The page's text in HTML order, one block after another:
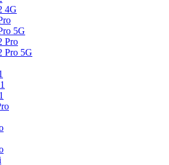
4G
5G
Pro
Pro 5G